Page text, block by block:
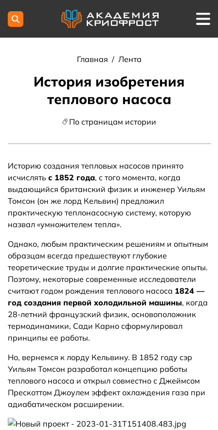
Главная / Лента
История изобретения
теплового насоса
По страницам истории
Историю создания тепловых насосов принято
исчислять с 1852 года, с того момента, когда
выдающийся британский физик и инженер Уильям
Томсон (он же лорд Кельвин) предложил
практическую теплонасосную систему, которую
назвал «умножителем тепла».
Однако, любым практическим решениям и опытным
образцам всегда предшествуют глубокие
теоретические труды и долгие практические опыты.
Поэтому, некоторые современные исследователи
считают годом рождения теплового насоса 1824 —
год создания первой холодильной машины, когда
28-летний французский физик, основоположник
термодинамики, Сади Карно сформулировал
принципы ее работы.
Но, вернемся к лорду Кельвину. В 1852 году сэр
Уильям Томсон разработал концепцию работы
теплового насоса и открыл совместно с Джеймсом
Прескоттом Джоулем эффект охлаждения газа при
адиабатическом расширении.